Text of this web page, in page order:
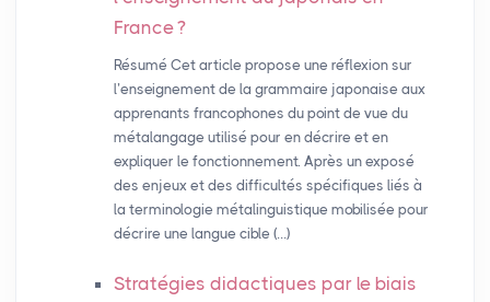
France?
Résumé Cet article propose une réflexion sur
l’enseignement de la grammaire japonaise aux
apprenants francophones du point de vue du
métalangage utilisé pour en décrire et en
expliquer le fonctionnement. Après un exposé
des enjeux et des difficultés spécifiques liés à
la terminologie métalinguistique mobilisée pour
décrire une langue cible (…)
Stratégies didactiques par le biais